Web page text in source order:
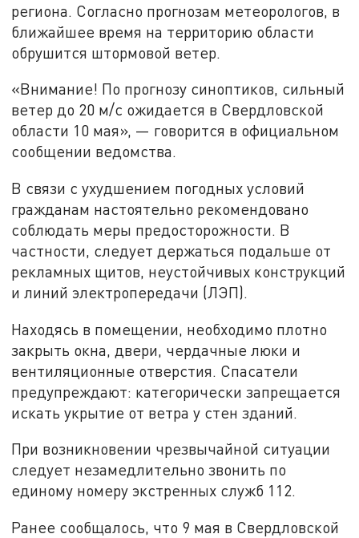
региона. Согласно прогнозам метеорологов, в
ближайшее время на территорию области
обрушится штормовой ветер.
«Внимание! По прогнозу синоптиков, сильный
ветер до 20 м/с ожидается в Свердловской
области 10 мая», — говорится в официальном
сообщении ведомства.
В связи с ухудшением погодных условий
гражданам настоятельно рекомендовано
соблюдать меры предосторожности. В
частности, следует держаться подальше от
рекламных щитов, неустойчивых конструкций
и линий электропередачи (ЛЭП).
Находясь в помещении, необходимо плотно
закрыть окна, двери, чердачные люки и
вентиляционные отверстия. Спасатели
предупреждают: категорически запрещается
искать укрытие от ветра у стен зданий.
При возникновении чрезвычайной ситуации
следует незамедлительно звонить по
единому номеру экстренных служб 112.
Ранее сообщалось, что 9 мая в Свердловской